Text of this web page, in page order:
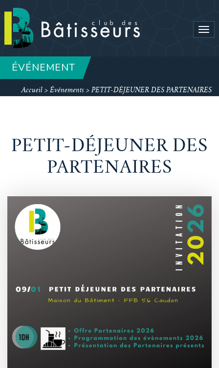
ÉVÉNEMENT
Accueil > Événements > PETIT-DÉJEUNER DES PARTENAIRES
PETIT-DÉJEUNER DES
PARTENAIRES